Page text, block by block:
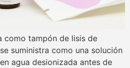
como tampón de lisis de
suministra como una solución
agua desionizada antes de